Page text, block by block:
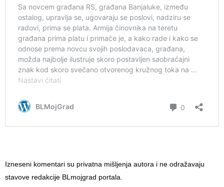
Izneseni komentari su privatna mišljenja autora i ne odražavaju
stavove redakcije BLmojgrad portala.